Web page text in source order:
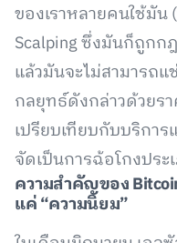
ของเราหลายคนใช้มัน
Scalping ซึ่งมันก็ถูก
แล้วมันจะไม่สามารถแ
กลยุทธ์ดังกล่าวด้วยร
เปรียบเทียบกับบริกา
จัดเป็นการฉ้อโกงประ
ความสำคัญของB
แค่“ความนิยม”